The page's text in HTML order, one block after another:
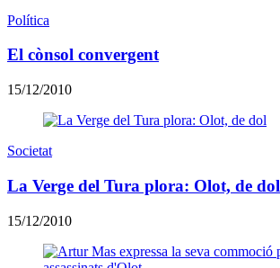
Política
El cònsol convergent
15/12/2010
Societat
La Verge del Tura plora: Olot, de dol
15/12/2010